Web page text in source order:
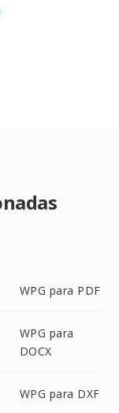
WPG para PDF
WPG para
DOCX
WPG para DXF